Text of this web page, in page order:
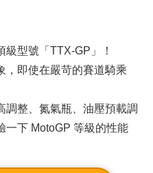
型號「TTX-GP」！
，即使在嚴苛的賽道騎乘
調整、氮氣瓶、油壓預載調
一下 MotoGP 等級的性能